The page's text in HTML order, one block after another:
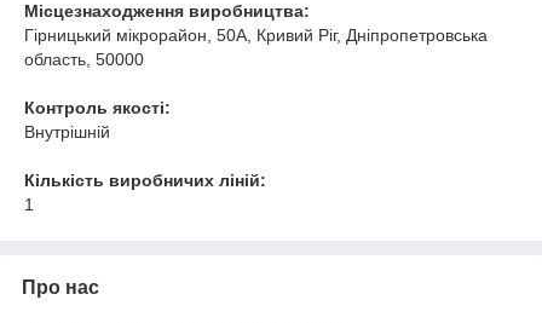
Місцезнаходження виробництва:
Гірницький мікрорайон, 50А, Кривий Ріг, Дніпропетровська
область, 50000
Контроль якості:
Внутрішній
Кількість виробничих ліній:
1
Про нас